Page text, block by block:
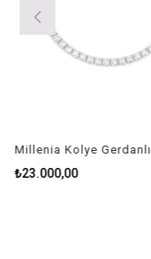
₺23.000,00